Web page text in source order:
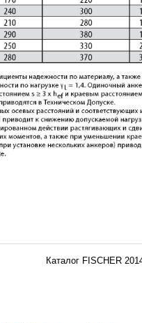
Каталог FISCHER